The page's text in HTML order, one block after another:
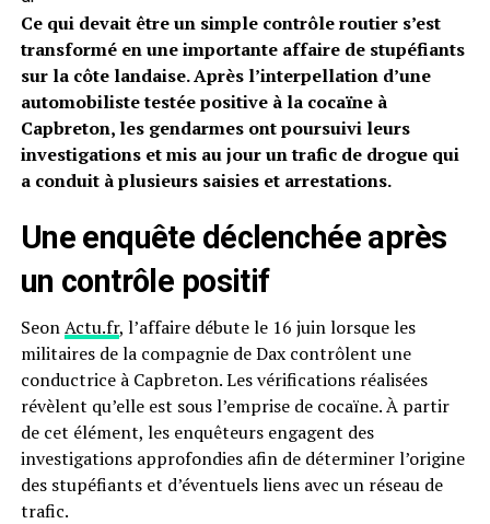
Ce qui devait être un simple contrôle routier s’est
transformé en une importante affaire de stupéfiants
sur la côte landaise. Après l’interpellation d’une
automobiliste testée positive à la cocaïne à
Capbreton, les gendarmes ont poursuivi leurs
investigations et mis au jour un trafic de drogue qui
a conduit à plusieurs saisies et arrestations.
Une enquête déclenchée après
un contrôle positif
SeonActu.fr, l’affaire débute le 16 juin lorsque les
militaires de la compagnie de Dax contrôlent une
conductrice à Capbreton. Les vérifications réalisées
révèlent qu’elle est sous l’emprise de cocaïne. À partir
de cet élément, les enquêteurs engagent des
investigations approfondies afin de déterminer l’origine
des stupéfiants et d’éventuels liens avec un réseau de
trafic.